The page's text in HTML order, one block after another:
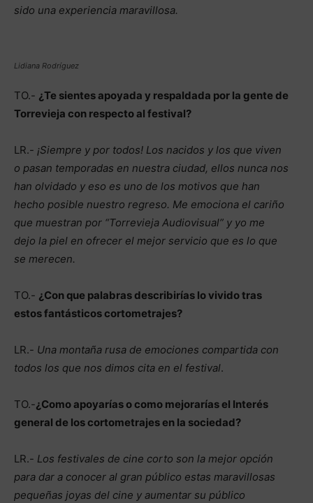
sido una experiencia maravillosa.
Lidiana Rodríguez
TO.- ¿Te sientes apoyada y respaldada por la gente de
Torrevieja con respecto al festival?
LR.- ¡Siempre y por todos! Los nacidos y los que viven
o pasan temporadas en nuestra ciudad, ellos nunca nos
han olvidado y eso es uno de los motivos que han
hecho posible nuestro regreso. Me emociona el cariño
que muestran por “Torrevieja Audiovisual” y yo me
dejo la piel en ofrecer el mejor servicio que es lo que
se merecen.
TO.- ¿Con que palabras describirías lo vivido tras
estos fantásticos cortometrajes?
LR.- Una montaña rusa de emociones compartida con
todos los que nos dimos cita en el festival.
TO.-¿Como apoyarías o como mejorarías el Interés
general de los cortometrajes en la sociedad?
LR.- Los festivales de cine corto son la mejor opción
para dar a conocer al gran público estas maravillosas
pequeñas joyas del cine y aumentar su público